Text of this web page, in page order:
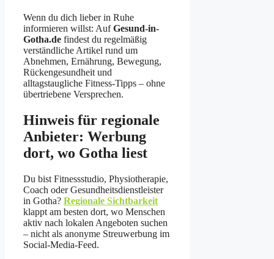
Wenn du dich lieber in Ruhe
informieren willst: AufGesund-in-
Gotha.de findest du regelmäßig
verständliche Artikel rund um
Abnehmen, Ernährung, Bewegung,
Rückengesundheit und
alltagstaugliche Fitness-Tipps – ohne
übertriebene Versprechen.
Hinweis für regionale
Anbieter: Werbung
dort, wo Gotha liest
Du bist Fitnessstudio, Physiotherapie,
Coach oder Gesundheitsdienstleister
in Gotha? Regionale Sichtbarkeit
klappt am besten dort, wo Menschen
aktiv nach lokalen Angeboten suchen
– nicht als anonyme Streuwerbung im
Social-Media-Feed.